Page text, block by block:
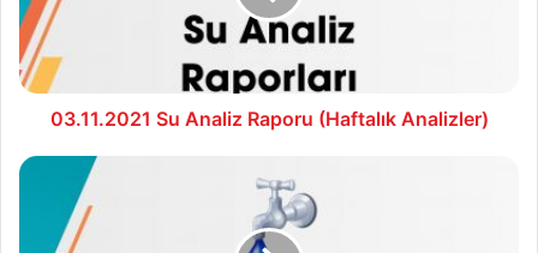
Analizler)
03.11.2021 Su Analiz Raporu (Haftalık Analizler)
04.11.2021
Raporu